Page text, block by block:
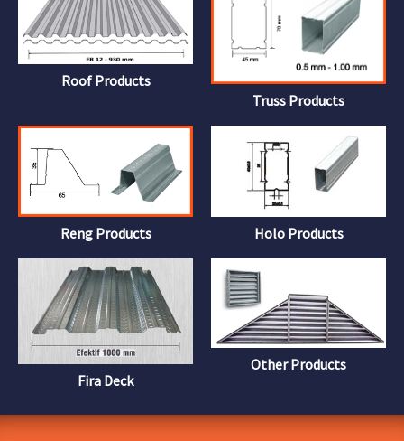
Roof Products
Truss Products
Reng Products Holo Products
Fira Deck
Other Products